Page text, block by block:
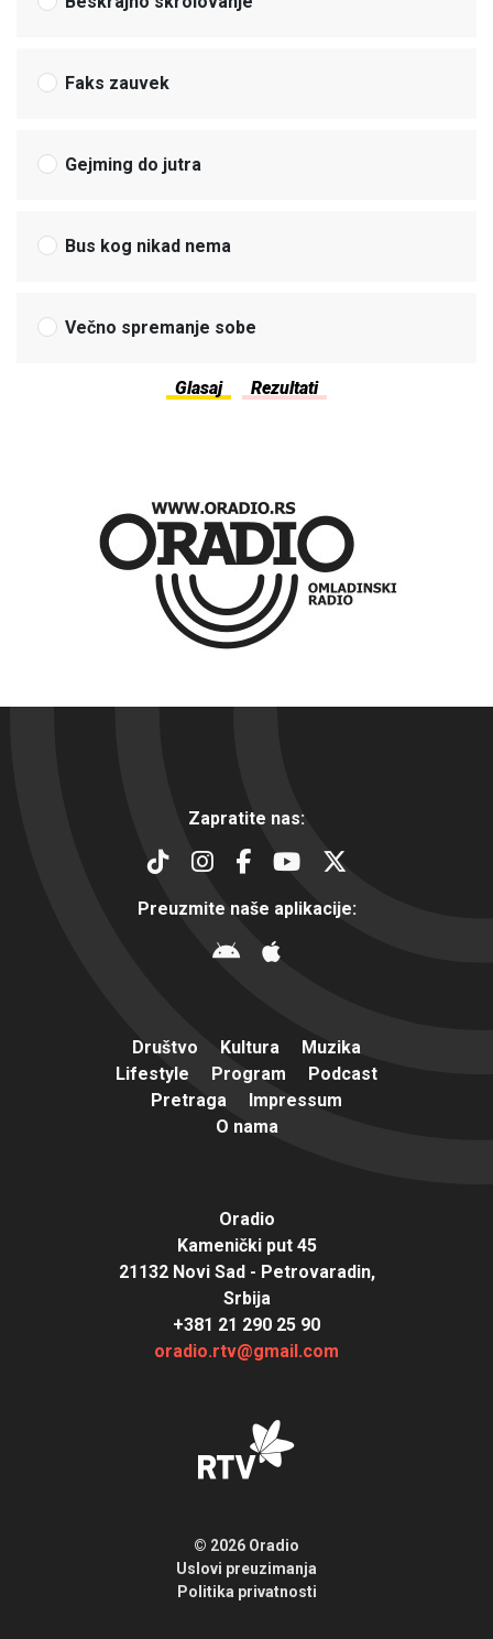
Faks zauvek
Gejming do jutra
Bus kog nikad nema
Večno spremanje sobe
Zapratite nas:
Preuzmite naše aplikacije:
Društvo Kultura
Muzika
Lifestyle
Program
Podcast
Pretraga
Impressum
O nama
Oradio
Kamenički put 45
21132 Novi Sad - Petrovaradin,
Srbija
+381 21 290 25 90
oradio.rtv@gmail.com
© 2026 Oradio
Uslovi preuzimanja
Politika privatnosti